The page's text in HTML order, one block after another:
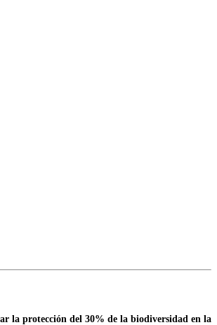
la protección del 30% de la biodiversidad en la